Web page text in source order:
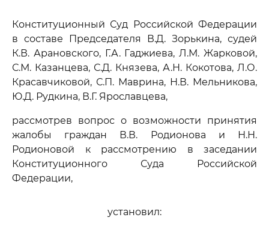
Конституционный Суд Российской Федерации
в составе Председателя В.Д. Зорькина, судей
К.В. Арановского, Г.А. Гаджиева, Л.М. Жарковой,
С.М. Казанцева, С.Д. Князева, А.Н. Кокотова, Л.О.
Красавчиковой, С.П. Маврина, Н.В. Мельникова,
Ю.Д. Рудкина, В.Г. Ярославцева,
рассмотрев вопрос о возможности принятия
жалобы граждан В.В. Родионова и Н.Н.
Родионовой к рассмотрению в заседании
Конституционного Суда Российской
Федерации,
установил: